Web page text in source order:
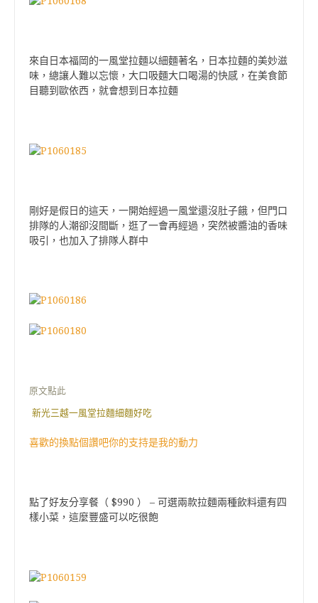
來自日本福岡的一風堂拉麵以細麵著名，日本拉麵的美妙滋
味，總讓人難以忘懷，大口吸麵大口喝湯的快感，在美食節
目聽到歐依西，就會想到日本拉麵
剛好是假日的這天，一開始經過一風堂還沒肚子餓，但門口
排隊的人潮卻沒間斷，逛了一會再經過，突然被醬油的香味
吸引，也加入了排隊人群中
原文點此
新光三越一風堂拉麵細麵好吃
喜歡的換點個讚吧你的支持是我的動力
點了好友分享餐（ $990 ） – 可選兩款拉麵兩種飲料還有四
樣小菜，這麼豐盛可以吃很飽